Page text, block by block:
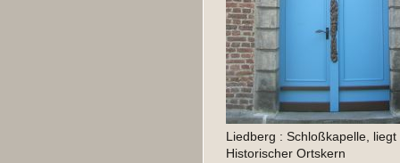
Liedberg : Schloßkapelle,
Historischer Ortskern